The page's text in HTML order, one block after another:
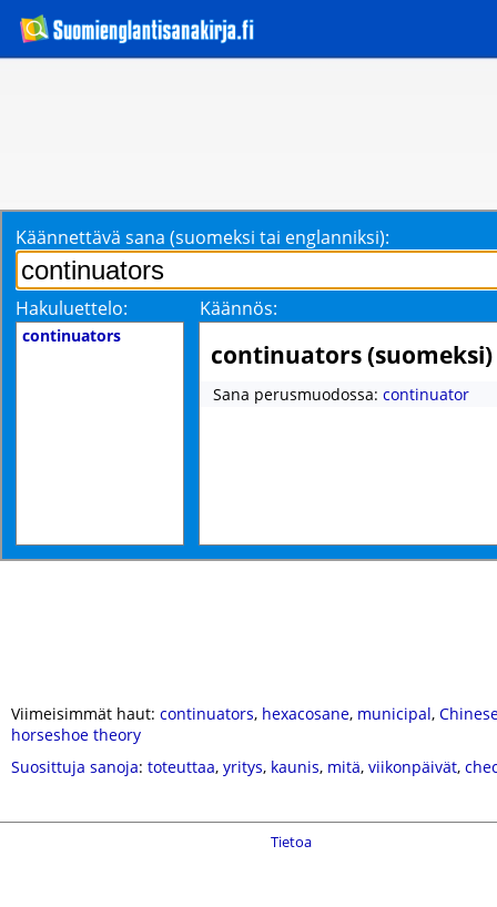
Käännettävä sana (suomeksi tai englanniksi):
Hakuluettelo: Käännös:
continuators
continuators (suomeksi)
Sana perusmuodossa: continuator
Viimeisimmät haut: continuators, hexacosane, municipal,
horseshoe theory
Suosittuja sanoja: toteuttaa, yritys, kaunis, mitä, viikonpäivät,
Tietoa